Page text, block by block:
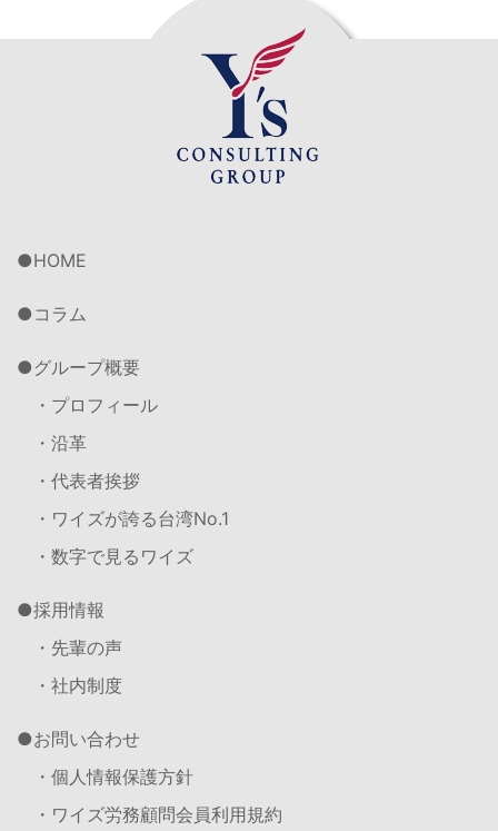
HOME
コラム
グループ概要
・プロフィール
・沿革
・代表者挨拶
・ワイズが誇る台湾No.1
・数字で見るワイズ
採用情報
・先輩の声
・社内制度
お問い合わせ
・個人情報保護方針
・ワイズ労務顧問会員利用規約